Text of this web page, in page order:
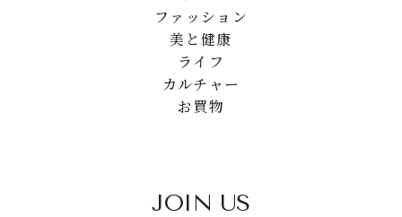
ファッション
美と健康
ライフ
カルチャー
お買物
JOIN US